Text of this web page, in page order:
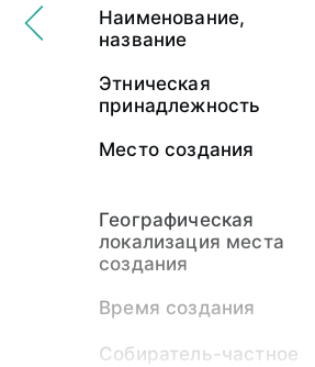
Наименование,
название
Этническая
принадлежность
Место создания
Географическая
локализация места
создания
Время создания
Собиратель-частное